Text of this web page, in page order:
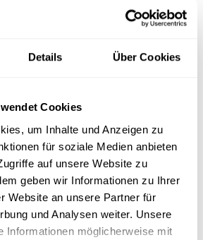
Details Über Cookies
Cookies
um Inhalte und Anzeigen zu
für soziale Medien anbieten
auf unsere Website zu
geben wir Informationen zu Ihrer
Website an unsere Partner für
und Analysen weiter. Unsere
Informationen möglicherweise mit